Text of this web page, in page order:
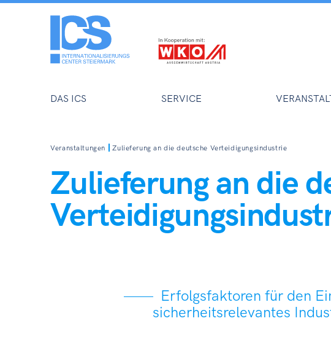
DAS ICS SERVICE
Veranstaltungen Zulieferung an die deutsche Verteidigungsindustrie
Zulieferung an die
Erfolgsfaktoren für den
sicherheitsrelevantes